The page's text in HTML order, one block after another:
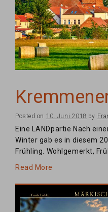
Posted on 10. Juni 2018 by
Eine LANDpartie Nach
Winter gab es in diesem
Frühling. Wohlgemerkt,
Read More